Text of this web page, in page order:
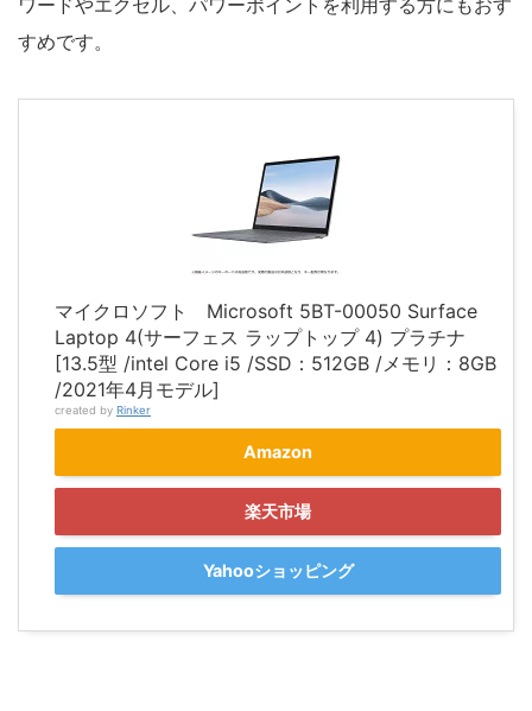
ワードやエクセル、パワーポイントを利用する方にもおす
すめです。
マイクロソフト Microsoft 5BT-00050 Surface
Laptop 4(サーフェス ラップトップ 4) プラチナ
[13.5型 /intel Core i5 /SSD：512GB /メモリ：8GB
/2021年4月モデル]
created by Rinker
Amazon
楽天市場
Yahooショッピング